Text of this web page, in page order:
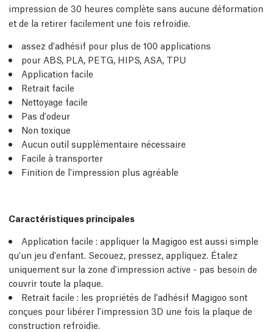
impression de 30 heures complète sans aucune déformation
et de la retirer facilement une fois refroidie.
assez d'adhésif pour plus de 100 applications
pour ABS, PLA, PETG, HIPS, ASA, TPU
Application facile
Retrait facile
Nettoyage facile
Pas d'odeur
Non toxique
Aucun outil supplémentaire nécessaire
Facile à transporter
Finition de l'impression plus agréable
Caractéristiques principales
Application facile : appliquer la Magigoo est aussi simple
qu'un jeu d'enfant. Secouez, pressez, appliquez. Étalez
uniquement sur la zone d'impression active - pas besoin de
couvrir toute la plaque.
Retrait facile : les propriétés de l'adhésif Magigoo sont
conçues pour libérer l'impression 3D une fois la plaque de
construction refroidie.